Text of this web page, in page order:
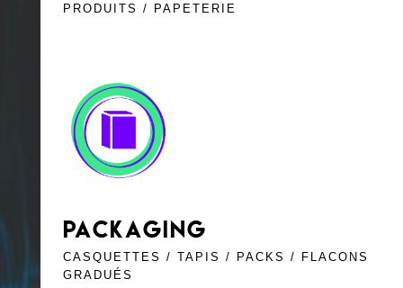
PRODUITS / PAPETERIE
PACKAGING
CASQUETTES / TAPIS / PACKS / FLACONS
GRADUÉS